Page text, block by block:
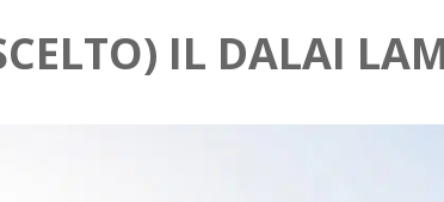
IL DALAI